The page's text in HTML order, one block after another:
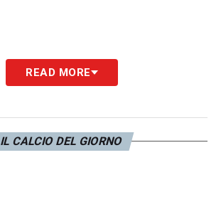
READ MORE
IL CALCIO DEL GIORNO